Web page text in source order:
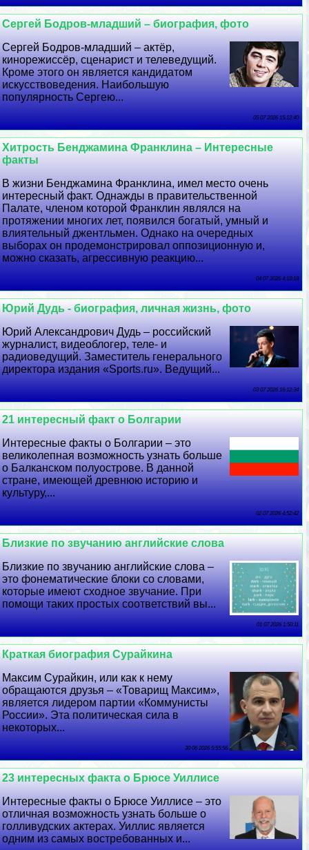
Сергeй Бодров-младший – биография, фото
Сергeй Бодров-младший – актёр,
кинорежиссёр, сценарист и телеведущий.
Кроме этого он является кандидатом
искусствоведения. Наибольшую
популярность Сергею...
05 07 2026 15:12:40
Хитрость Бенджамина Франклина – Интересные
факты
В жизни Бенджамина Франклина, имел место очень
интересный факт. Однажды в правительственной
Палате, члeном которой Франклин являлся на
протяжении многих лет, появился богатый, умный и
влиятельный джентльмен. Однако на очередных
выборах он продемонстрировал оппозиционную и,
можно сказать, агрессивную реакцию...
04 07 2026 4:18:18
Юрий Дудь - биография, личная жизнь, фото
Юрий Александрович Дудь – российский
журналист, видеоблогер, теле- и
радиоведущий. Заместитель генерального
директора издания «Sports.ru». Ведущий...
03 07 2026 16:12:34
21 интересный факт о Болгарии
Интересные факты о Болгарии – это
великолепная возможность узнать больше
о Балканском полуострове. В данной
стране, имеющей древнюю историю и
культуру,...
02 07 2026 4:52:42
Близкие по звучанию английские слова
Близкие по звучанию английские слова –
это фонематические блоки со словами,
которые имеют сходное звучание. При
помощи таких простых соответствий вы...
01 07 2026 1:50:11
Краткая биография Сурайкина
Максим Сурайкин, или как к нему
обращаются друзья – «Товарищ Максим»,
является лидером партии «Коммунисты
России». Эта политическая сила в
некоторых...
30 06 2026 5:55:56
23 интересных факта о Брюсе Уиллисе
Интересные факты о Брюсе Уиллисе – это
отличная возможность узнать больше о
голливудских актерах. Уиллис является
одним из самых востребованных и...